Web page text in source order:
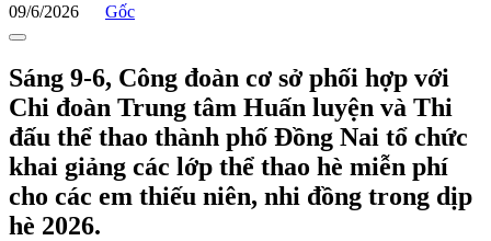
09/6/2026 Gốc
Sáng 9-6, Công đoàn cơ sở phối hợp với
Chi đoàn Trung tâm Huấn luyện và Thi
đấu thể thao thành phố Đồng Nai tổ chức
khai giảng các lớp thể thao hè miễn phí
cho các em thiếu niên, nhi đồng trong dịp
hè 2026.